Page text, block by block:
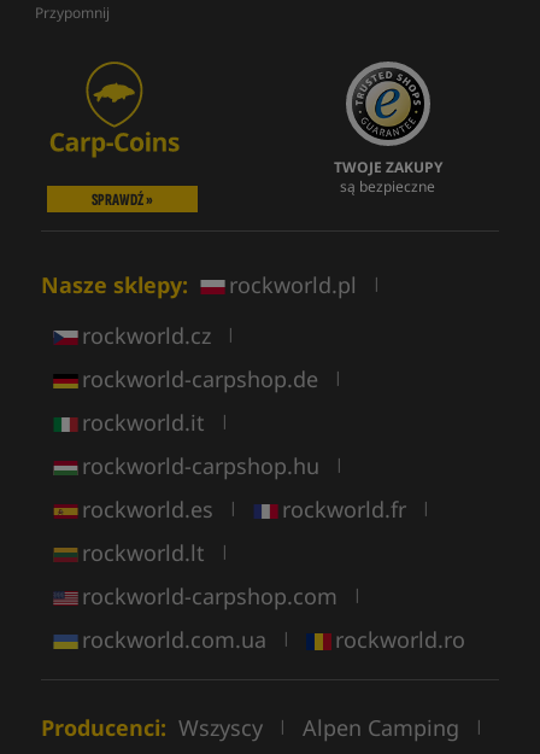
Przypomnij
SPRAWDŹ »
TWOJE ZAKUPY
są bezpieczne
Nasze sklepy: rockworld.pl |
rockworld.cz |
rockworld-carpshop.de |
rockworld.it |
rockworld-carpshop.hu |
rockworld.es | rockworld.fr |
rockworld.lt |
rockworld-carpshop.com |
rockworld.com.ua | rockworld.ro
Producenci: Wszyscy | Alpen Camping |